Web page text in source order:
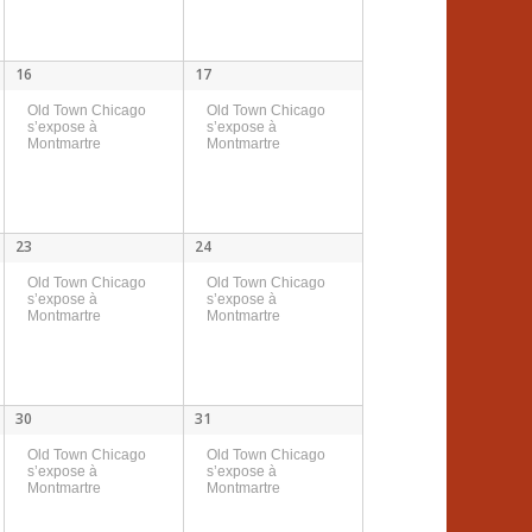
v
n
16
Old Town Chicago
s’expose à
Montmartre
17
Old Town Chicago
s’expose à
Montmartre
23
Old Town Chicago
s’expose à
Montmartre
24
Old Town Chicago
s’expose à
Montmartre
30
Old Town Chicago
s’expose à
Montmartre
31
Old Town Chicago
s’expose à
Montmartre